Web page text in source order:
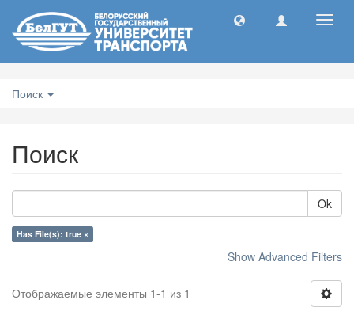
Поиск
Поиск
Ok
Has File(s): true ×
Show Advanced Filters
Отображаемые элементы 1-1 из 1